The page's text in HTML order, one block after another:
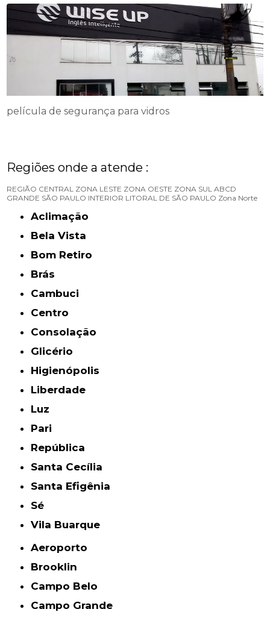
película de segurança para vidros
Regiões onde a atende :
REGIÃO CENTRAL ZONA LESTE ZONA OESTE ZONA SUL ABCD
GRANDE SÃO PAULO INTERIOR LITORAL DE SÃO PAULO Zona Norte
Aclimação
Bela Vista
Bom Retiro
Brás
Cambuci
Centro
Consolação
Glicério
Higienópolis
Liberdade
Luz
Pari
República
Santa Cecília
Santa Efigênia
Sé
Vila Buarque
Aeroporto
Brooklin
Campo Belo
Campo Grande